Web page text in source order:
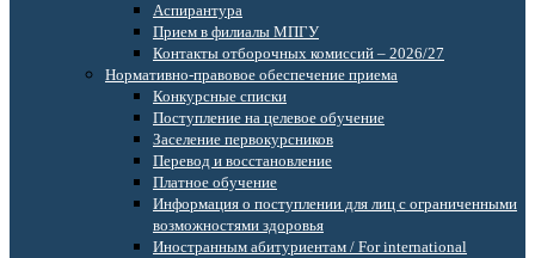
Аспирантура
Прием в филиалы МПГУ
Контакты отборочных комиссий – 2026/27
Нормативно-правовое обеспечение приема
Конкурсные списки
Поступление на целевое обучение
Заселение первокурсников
Перевод и восстановление
Платное обучение
Информация о поступлении для лиц с ограниченными
возможностями здоровья
Иностранным абитуриентам / For international